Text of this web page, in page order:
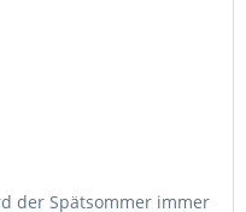
der Spätsommer immer